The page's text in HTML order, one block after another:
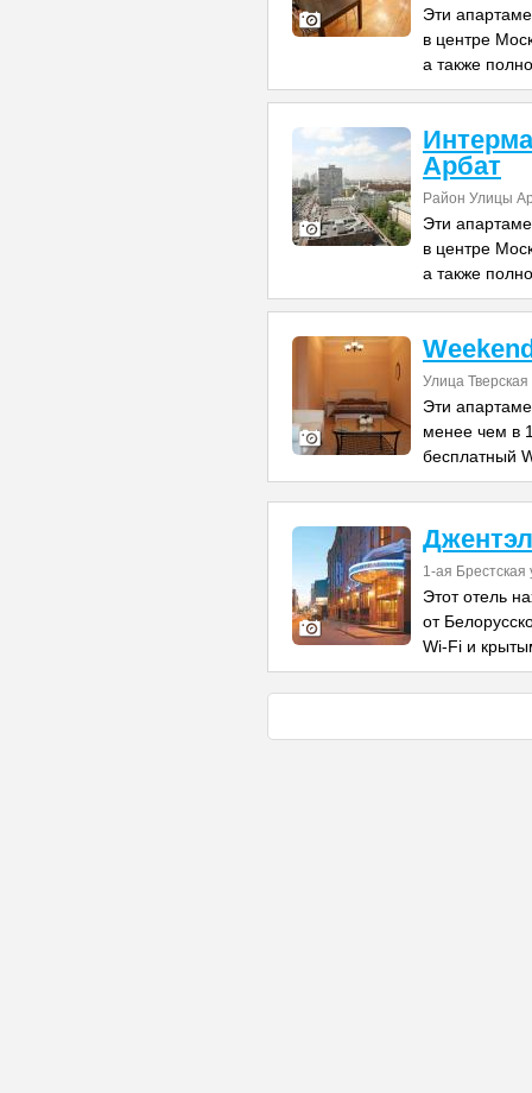
Эти
в центре
а также
Арбат
Район Улицы
Эти
в центре
а также
Улица Тверская
Эти
менее чем в
бесплатный
1-ая Брестская
Этот отель
от
Wi-Fi и